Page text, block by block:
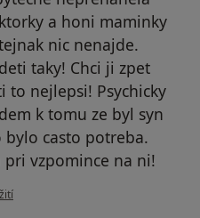
a honi maminky
nic nenajde.
taky! Chci ji zpet
to nejlepsi! Psychicky
k tomu ze byl syn
bylo casto potreba.
pri vzpomince na ni!
Váš účet byl odstraněn